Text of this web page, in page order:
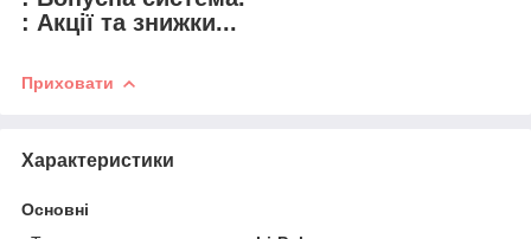
: Акції та знижки...
Приховати
Характеристики
Основні